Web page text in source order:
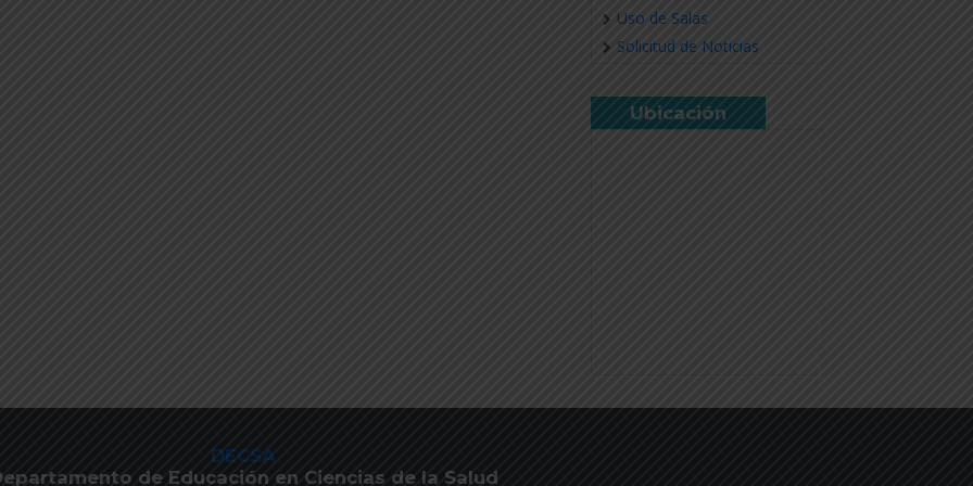
Uso de Salas
Solicitud de Noticias
Ubicación
DECSA
de Educación en Ciencias de la Salud